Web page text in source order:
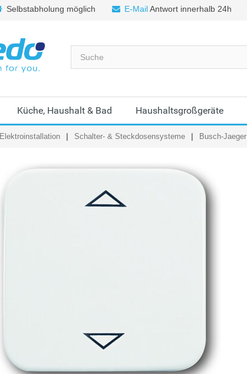
Selbstabholung möglich E-MailAntwort innerhalb 24h
Küche, Haushalt & Bad Haushaltsgroßgeräte
Elektroinstallation Schalter- & Steckdosensysteme Busch-Jaeger